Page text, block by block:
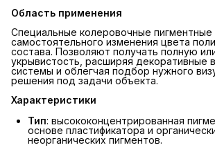
Область применения
Специальные колеровочные пигментные
самостоятельного изменения цвета
состава. Позволяют получать полную
укрывистость, расширяя декоративные
системы и облегчая подбор нужного
решения под задачи объекта.
Характеристики
Тип: высококонцентрированная
основе пластификатора и
неорганических пигментов.